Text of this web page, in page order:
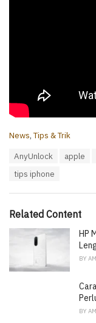
C
i
News,Tips & Trik
AnyUnlock apple
tips iphone
Related Content
HP
BY
BY